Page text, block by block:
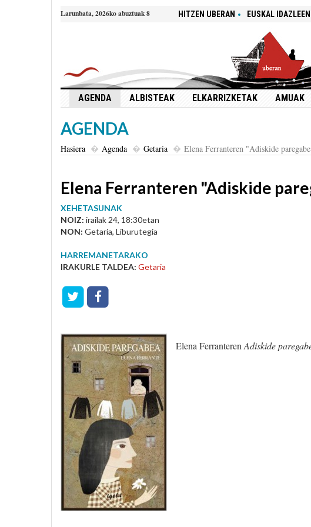
Larunbata, 2026ko abuztuak 8 HITZEN UBERAN EUSKAL
AGENDA ALBISTEAK ELKARRIZKETAK AMUAK
AGENDA
Hasiera Agenda Getaria Elena Ferranteren "Adiskide
Elena Ferranteren "Adiskide
XEHETASUNAK
NOIZ: irailak 24, 18:30etan
NON: Getaria, Liburutegia
HARREMANETARAKO
IRAKURLE TALDEA: Getaria
Elena Ferranteren Adiskide